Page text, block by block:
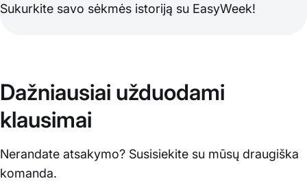
Sukurkite savo sėkmės istoriją su EasyWeek!
Dažniausiai užduodami
klausimai
Nerandate atsakymo? Susisiekite su mūsų draugiška
komanda.